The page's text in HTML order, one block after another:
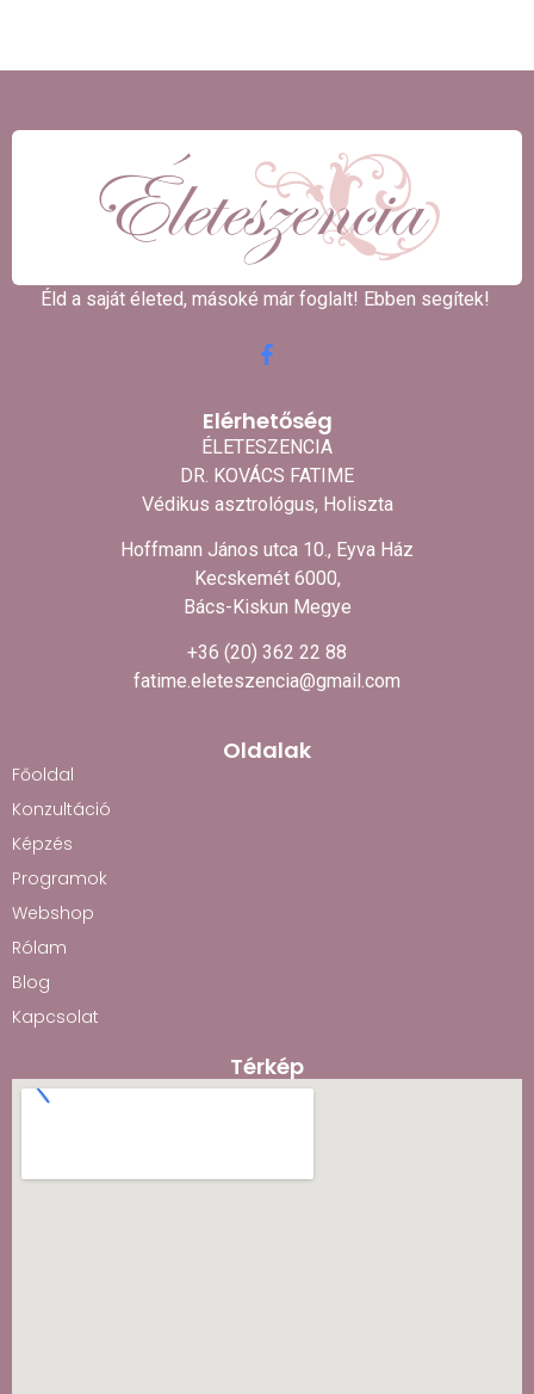
Éld a saját életed, másoké már foglalt! Ebben segítek! ​
Elérhetőség
ÉLETESZENCIA
DR. KOVÁCS FATIME
Védikus asztrológus, Holiszta
Hoffmann János utca 10., Eyva Ház
Kecskemét 6000,
Bács-Kiskun Megye
+36 (20) 362 22 88
fatime.eleteszencia@gmail.com
Oldalak
Főoldal
Konzultáció
Képzés
Programok
Webshop
Rólam
Blog
Kapcsolat
Térkép